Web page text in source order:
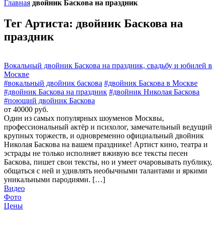
Главная двойник Баскова на праздник
Тег Артиста: двойник Баскова на
праздник
Вокальный двойник Баскова на праздник, свадьбу и юбилей в
Москве
#вокальный двойник баскова #двойник Баскова в Москве
#двойник Баскова на праздник #двойник Николая Баскова
#поющий двойник Баскова
от 40000 руб.
Один из самых популярных шоуменов Москвы,
профессиональный актёр и психолог, замечательный ведущий
крупных торжеств, и одновременно официальный двойник
Николая Баскова на вашем празднике! Артист кино, театра и
эстрады не только исполняет вживую все тексты песен
Баскова, пишет свои тексты, но и умеет очаровывать публику,
общаться с ней и удивлять необычными талантами и яркими
уникальными пародиями. […]
Видео
Фото
Цены